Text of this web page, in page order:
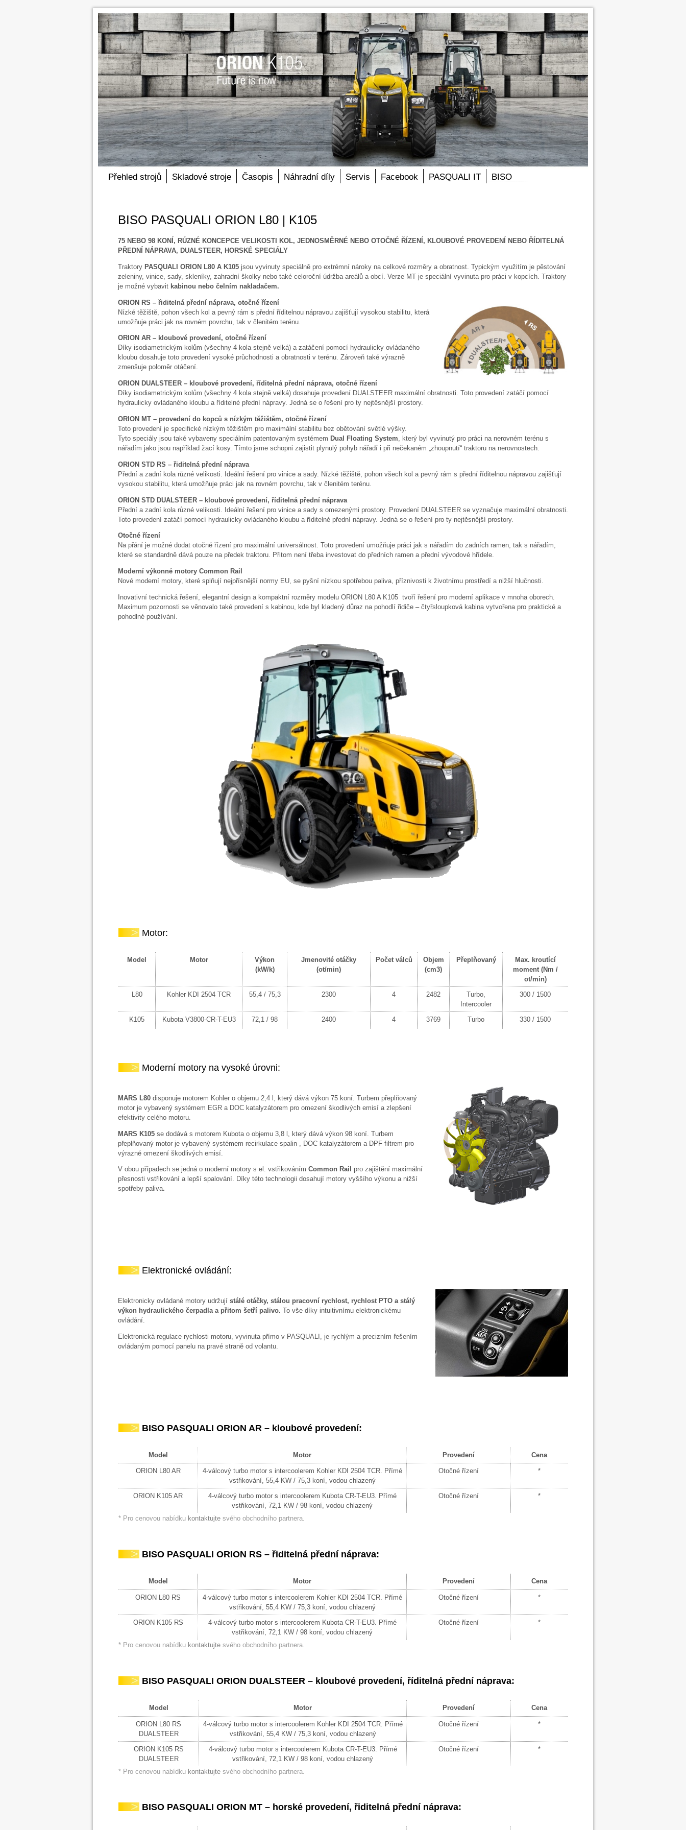
Přehled strojů Skladové stroje Časopis Náhradní díly Servis Facebook PASQUALI IT BISO
BISO PASQUALI ORION L80 | K105
75 NEBO 98 KONÍ, RŮZNÉ KONCEPCE VELIKOSTI KOL, JEDNOSMĚRNÉ NEBO OTOČNÉ ŘÍZENÍ, KLOUBOVÉ PROVEDENÍ NEBO ŘÍDITELNÁ
PŘEDNÍ NÁPRAVA, DUALSTEER, HORSKÉ SPECIÁLY
Traktory PASQUALI ORION L80 A K105 jsou vyvinuty speciálně pro extrémní nároky na celkové rozměry a obratnost. Typickým využitím je pěstování
zeleniny, vinice, sady, skleníky, zahradní školky nebo také celoroční údržba areálů a obcí. Verze MT je speciální vyvinuta pro práci v kopcích. Traktory
je možné vybavit kabinou nebo čelním nakladačem.
ORION RS – řiditelná přední náprava, otočné řízení
Nízké těžiště, pohon všech kol a pevný rám s přední říditelnou nápravou zajišťují vysokou stabilitu, která
umožňuje práci jak na rovném povrchu, tak v členitém terénu.
ORION AR – kloubové provedení, otočné řízení
Díky isodiametrickým kolům (všechny 4 kola stejně velká) a zatáčení pomocí hydraulicky ovládaného
kloubu dosahuje toto provedení vysoké průchodnosti a obratnosti v terénu. Zároveň také výrazně
zmenšuje poloměr otáčení.
ORION DUALSTEER – kloubové provedení, říditelná přední náprava, otočné řízení
Díky isodiametrickým kolům (všechny 4 kola stejně velká) dosahuje provedení DUALSTEER maximální obratnosti. Toto provedení zatáčí pomocí
hydraulicky ovládaného kloubu a říditelné přední nápravy. Jedná se o řešení pro ty nejtěsnější prostory.
ORION MT – provedení do kopců s nízkým těžištěm, otočné řízení
Toto provedení je specifické nízkým těžištěm pro maximální stabilitu bez obětování světlé výšky.
Tyto speciály jsou také vybaveny speciálním patentovaným systémem Dual Floating System , který byl vyvinutý pro práci na nerovném terénu s
nářadím jako jsou například žací kosy. Tímto jsme schopni zajistit plynulý pohyb nářadí i při nečekaném „zhoupnutí“ traktoru na nerovnostech.
ORION STD RS – řiditelná přední náprava
Přední a zadní kola různé velikosti. Ideální řešení pro vinice a sady. Nízké těžiště, pohon všech kol a pevný rám s přední říditelnou nápravou zajišťují
vysokou stabilitu, která umožňuje práci jak na rovném povrchu, tak v členitém terénu.
ORION STD DUALSTEER – kloubové provedení, říditelná přední náprava
Přední a zadní kola různé velikosti. Ideální řešení pro vinice a sady s omezenými prostory. Provedení DUALSTEER se vyznačuje maximální obratnosti.
Toto provedení zatáčí pomocí hydraulicky ovládaného kloubu a říditelné přední nápravy. Jedná se o řešení pro ty nejtěsnější prostory.
Otočné řízení
Na přání je možné dodat otočné řízení pro maximální universálnost. Toto provedení umožňuje práci jak s nářadím do zadních ramen, tak s nářadím,
které se standardně dává pouze na předek traktoru. Přitom není třeba investovat do předních ramen a přední vývodové hřídele.
Moderní výkonné motory Common Rail
Nové moderní motory, které splňují nejpřísnější normy EU, se pyšní nízkou spotřebou paliva, příznivosti k životnímu prostředí a nižší hlučnosti.
Inovativní technická řešení, elegantní design a kompaktní rozměry modelu ORION L80 A K105 tvoří řešení pro moderní aplikace v mnoha oborech.
Maximum pozornosti se věnovalo také provedení s kabinou, kde byl kladený důraz na pohodlí řidiče – čtyřsloupková kabina vytvořena pro praktické a
pohodlné používání.
Motor:
Model Motor
Výkon
(kW/k)
Jmenovité otáčky
(ot/min)
Počet válců
Objem
(cm3)
Přeplňovaný
Max. kroutící
moment (Nm /
ot/min)
L80
Kohler KDI 2504 TCR 55,4 / 75,3 2300 4 2482
Turbo,
Intercooler
300 / 1500
K105 Kubota V3800-CR-T-EU3 72,1 / 98 2400 4 3769 Turbo 330 / 1500
Moderní motory na vysoké úrovni:
MARS L80 disponuje motorem Kohler o objemu 2,4 l, který dává výkon 75 koní. Turbem přeplňovaný
motor je vybavený systémem EGR a DOC katalyzátorem pro omezení škodlivých emisí a zlepšení
efektivity celého motoru.
MARS K105 se dodává s motorem Kubota o objemu 3,8 l, který dává výkon 98 koní. Turbem
přeplňovaný motor je vybavený systémem recirkulace spalin , DOC katalyzátorem a DPF filtrem pro
výrazné omezení škodlivých emisí.
V obou případech se jedná o moderní motory s el. vstřikováním Common Rail pro zajištění maximální
přesnosti vstřikování a lepší spalování. Díky této technologii dosahují motory vyššího výkonu a nižší
spotřeby paliva.
Elektronické ovládání:
Elektronicky ovládané motory udržují stálé otáčky, stálou pracovní rychlost, rychlost PTO a stálý
výkon hydraulického čerpadla a přitom šetří palivo. To vše díky intuitivnímu elektronickému
ovládání.
Elektronická regulace rychlosti motoru, vyvinuta přímo v PASQUALI, je rychlým a precizním řešením
ovládaným pomocí panelu na pravé straně od volantu.
BISO PASQUALI ORION AR – kloubové provedení:
Model Motor Provedení Cena
ORION L80 AR
4-válcový turbo motor s intercoolerem Kohler KDI 2504 TCR. Přímé
vstřikování, 55,4 KW / 75,3 koní, vodou chlazený
Otočné řízení *
ORION K105 AR
4-válcový turbo motor s intercoolerem Kubota CR-T-EU3. Přímé
vstřikování, 72,1 KW / 98 koní, vodou chlazený
Otočné řízení *
* Pro cenovou nabídku kontaktujte svého obchodního partnera.
BISO PASQUALI ORION RS – řiditelná přední náprava:
Model Motor Provedení Cena
ORION L80 RS
4-válcový turbo motor s intercoolerem Kohler KDI 2504 TCR. Přímé
vstřikování, 55,4 KW / 75,3 koní, vodou chlazený
Otočné řízení *
ORION K105 RS
4-válcový turbo motor s intercoolerem Kubota CR-T-EU3. Přímé
vstřikování, 72,1 KW / 98 koní, vodou chlazený
Otočné řízení *
* Pro cenovou nabídku kontaktujte svého obchodního partnera.
BISO PASQUALI ORION DUALSTEER – kloubové provedení, říditelná přední náprava:
Model Motor Provedení Cena
ORION L80 RS
DUALSTEER
4-válcový turbo motor s intercoolerem Kohler KDI 2504 TCR. Přímé
vstřikování, 55,4 KW / 75,3 koní, vodou chlazený
Otočné řízení *
ORION K105 RS
DUALSTEER
4-válcový turbo motor s intercoolerem Kubota CR-T-EU3. Přímé
vstřikování, 72,1 KW / 98 koní, vodou chlazený
Otočné řízení *
* Pro cenovou nabídku kontaktujte svého obchodního partnera.
BISO PASQUALI ORION MT – horské provedení, řiditelná přední náprava: